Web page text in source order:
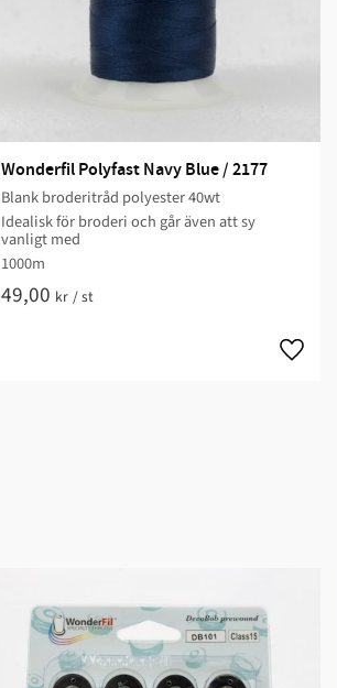
Wonderfil Polyfast Navy Blue / 2177
Blank broderitråd polyester 40wt
Idealisk för broderi och går även att sy
vanligt med
1000m
49,00 kr /st